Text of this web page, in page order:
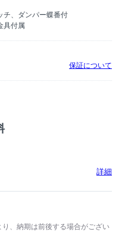
チ、ダンパー蝶番付
具付属
保証について
詳細
、納期は前後する場合がござい